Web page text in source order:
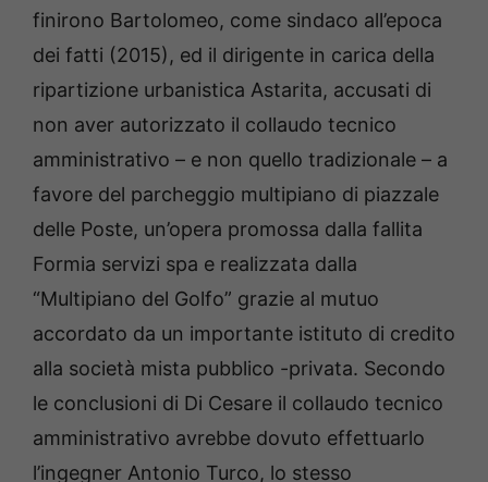
finirono Bartolomeo, come sindaco all’epoca
dei fatti (2015), ed il dirigente in carica della
ripartizione urbanistica Astarita, accusati di
non aver autorizzato il collaudo tecnico
amministrativo – e non quello tradizionale – a
favore del parcheggio multipiano di piazzale
delle Poste, un’opera promossa dalla fallita
Formia servizi spa e realizzata dalla
“Multipiano del Golfo” grazie al mutuo
accordato da un importante istituto di credito
alla società mista pubblico -privata. Secondo
le conclusioni di Di Cesare il collaudo tecnico
amministrativo avrebbe dovuto effettuarlo
l’ingegner Antonio Turco, lo stesso